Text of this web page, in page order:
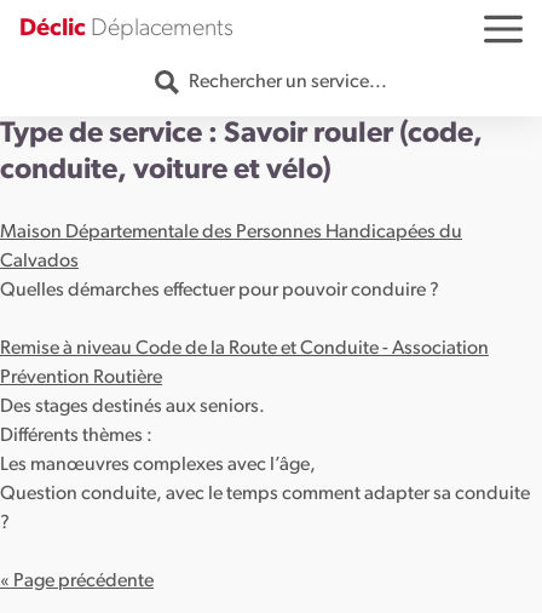
Aller au contenu
Déclic Déplacements
Rechercher un service...
MENU
Type de service : Savoir rouler (code,
conduite, voiture et vélo)
Maison Départementale des Personnes Handicapées du
Calvados
Quelles démarches effectuer pour pouvoir conduire ?
Remise à niveau Code de la Route et Conduite - Association
Prévention Routière
Des stages destinés aux seniors.
Différents thèmes :
Les manœuvres complexes avec l’âge,
Question conduite, avec le temps comment adapter sa conduite
?
« Page précédente